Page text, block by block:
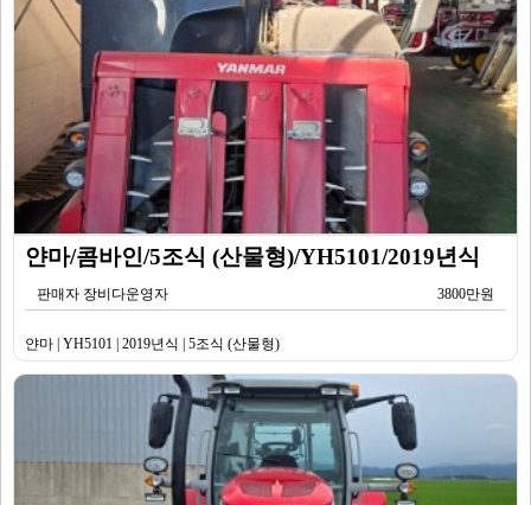
얀마/콤바인/5조식 (산물형)/YH5101/2019년식
판매자 장비다운영자 3800만원
얀마 | YH5101 | 2019년식 | 5조식 (산물형)